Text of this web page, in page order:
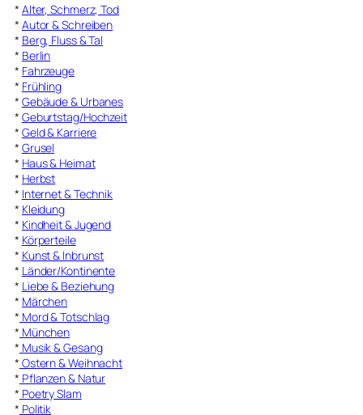
* Alter, Schmerz, Tod
* Autor & Schreiben
* Berg, Fluss & Tal
* Berlin
* Fahrzeuge
* Frühling
* Gebäude & Urbanes
* Geburtstag/Hochzeit
* Geld & Karriere
* Grusel
* Haus & Heimat
* Herbst
* Internet & Technik
* Kleidung
* Kindheit & Jugend
* Körperteile
* Kunst & Inbrunst
* Länder/Kontinente
* Liebe & Beziehung
* Märchen
* Mord & Totschlag
* München
* Musik & Gesang
* Ostern & Weihnacht
* Pflanzen & Natur
* Poetry Slam
* Politik